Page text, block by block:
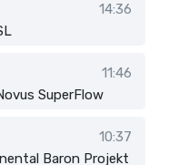
14:36
11:46
SuperFlow
10:37
Baron Projekt